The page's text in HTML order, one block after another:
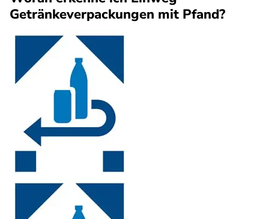
Getränkeverpackungen mit Pfand?